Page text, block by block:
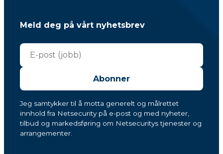
Meld deg på vårt nyhetsbrev
Abonner
Jeg samtykker til å motta generelt og målrettet
innhold fra Netsecurity på e-post og med nyheter,
tilbud og markedsføring om Netsecuritys tjenester og
arrangementer.